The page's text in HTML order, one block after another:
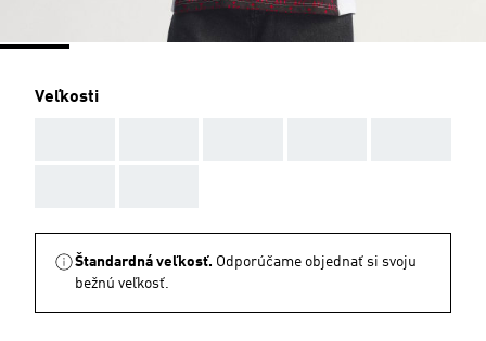
Veľkosti
Štandardná veľkosť. Odporúčame objednať si svoju
bežnú veľkosť.